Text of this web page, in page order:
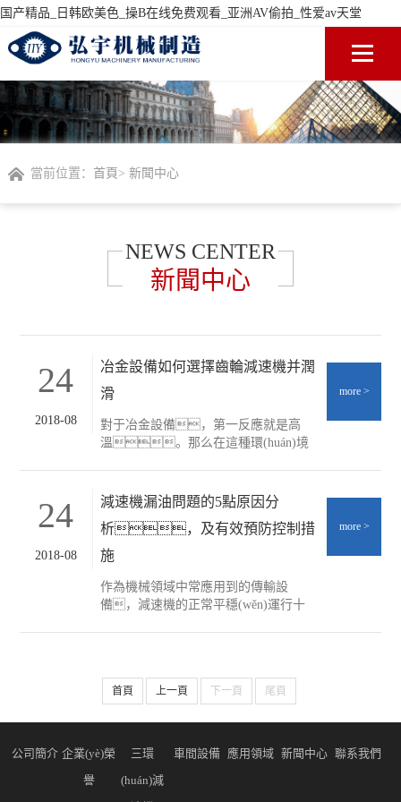
国产精品_日韩欧美色_操B在线免费观看_亚洲AV偷拍_性爱av天堂
當前位置： 首頁 > 新聞中心
NEWS CENTER
新聞中心
24
2018-08
冶金設備如何選擇齒輪減速機并潤
滑
對于冶金設備，第一反應就是高
溫。那么在這種環(huán)境
輪減速器的潤滑對于其使用壽命的延長
以有效地提高齒輪的傳動效
率，提高冶金機械設備的工作
機、推焦機、石灰石及礦石燒
結設備、大型鼓風機、礦石
在帶有粉塵或腐蝕性粉
more >
24
2018-08
減速機漏油問題的5點原因分
析，及有效預防控制措
施
作為機械領域中常應用到的傳輸設
備，減速機的正常平穩(wěn)運行十
益，而且也會浪費油品使用。
本文分享討論減速機漏油問題的原因及
受到設計工藝和生產制造、壓力以及振
度的漏油問題。機械行業
more >
首頁 上一頁 下一頁 尾頁
公司簡介 企業(yè)榮
譽
三環
(huán)減
車間設備 應用領域 新聞中心 聯系我們